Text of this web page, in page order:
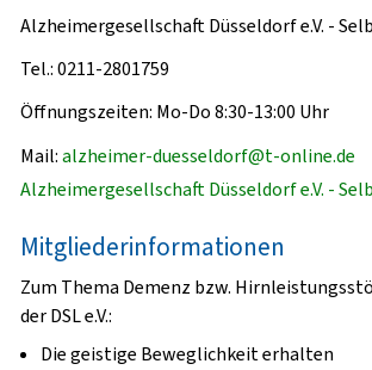
Alzheimergesellschaft Düsseldorf e.V. -
Tel.: 0211-2801759
Öffnungszeiten: Mo-Do 8:30-13:00 Uhr
Mail:alzheimer-duesseldorf@t-online.de
Alzheimergesellschaft Düsseldorf e.V. -
Mitgliederinformationen
Zum Thema Demenz bzw.
der DSL e.V.:
Die geistige Beweglichkeit erhalten